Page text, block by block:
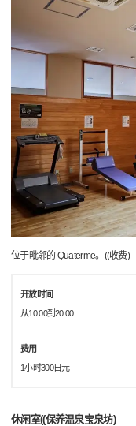
位于毗邻的 Quaterme。((收费)
开放时间
从10:00到20:00
费用
1小时300日元
休闲室((保养温泉宝泉坊)